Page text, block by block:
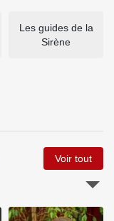
Les guides de la
Sirène
Voir tout